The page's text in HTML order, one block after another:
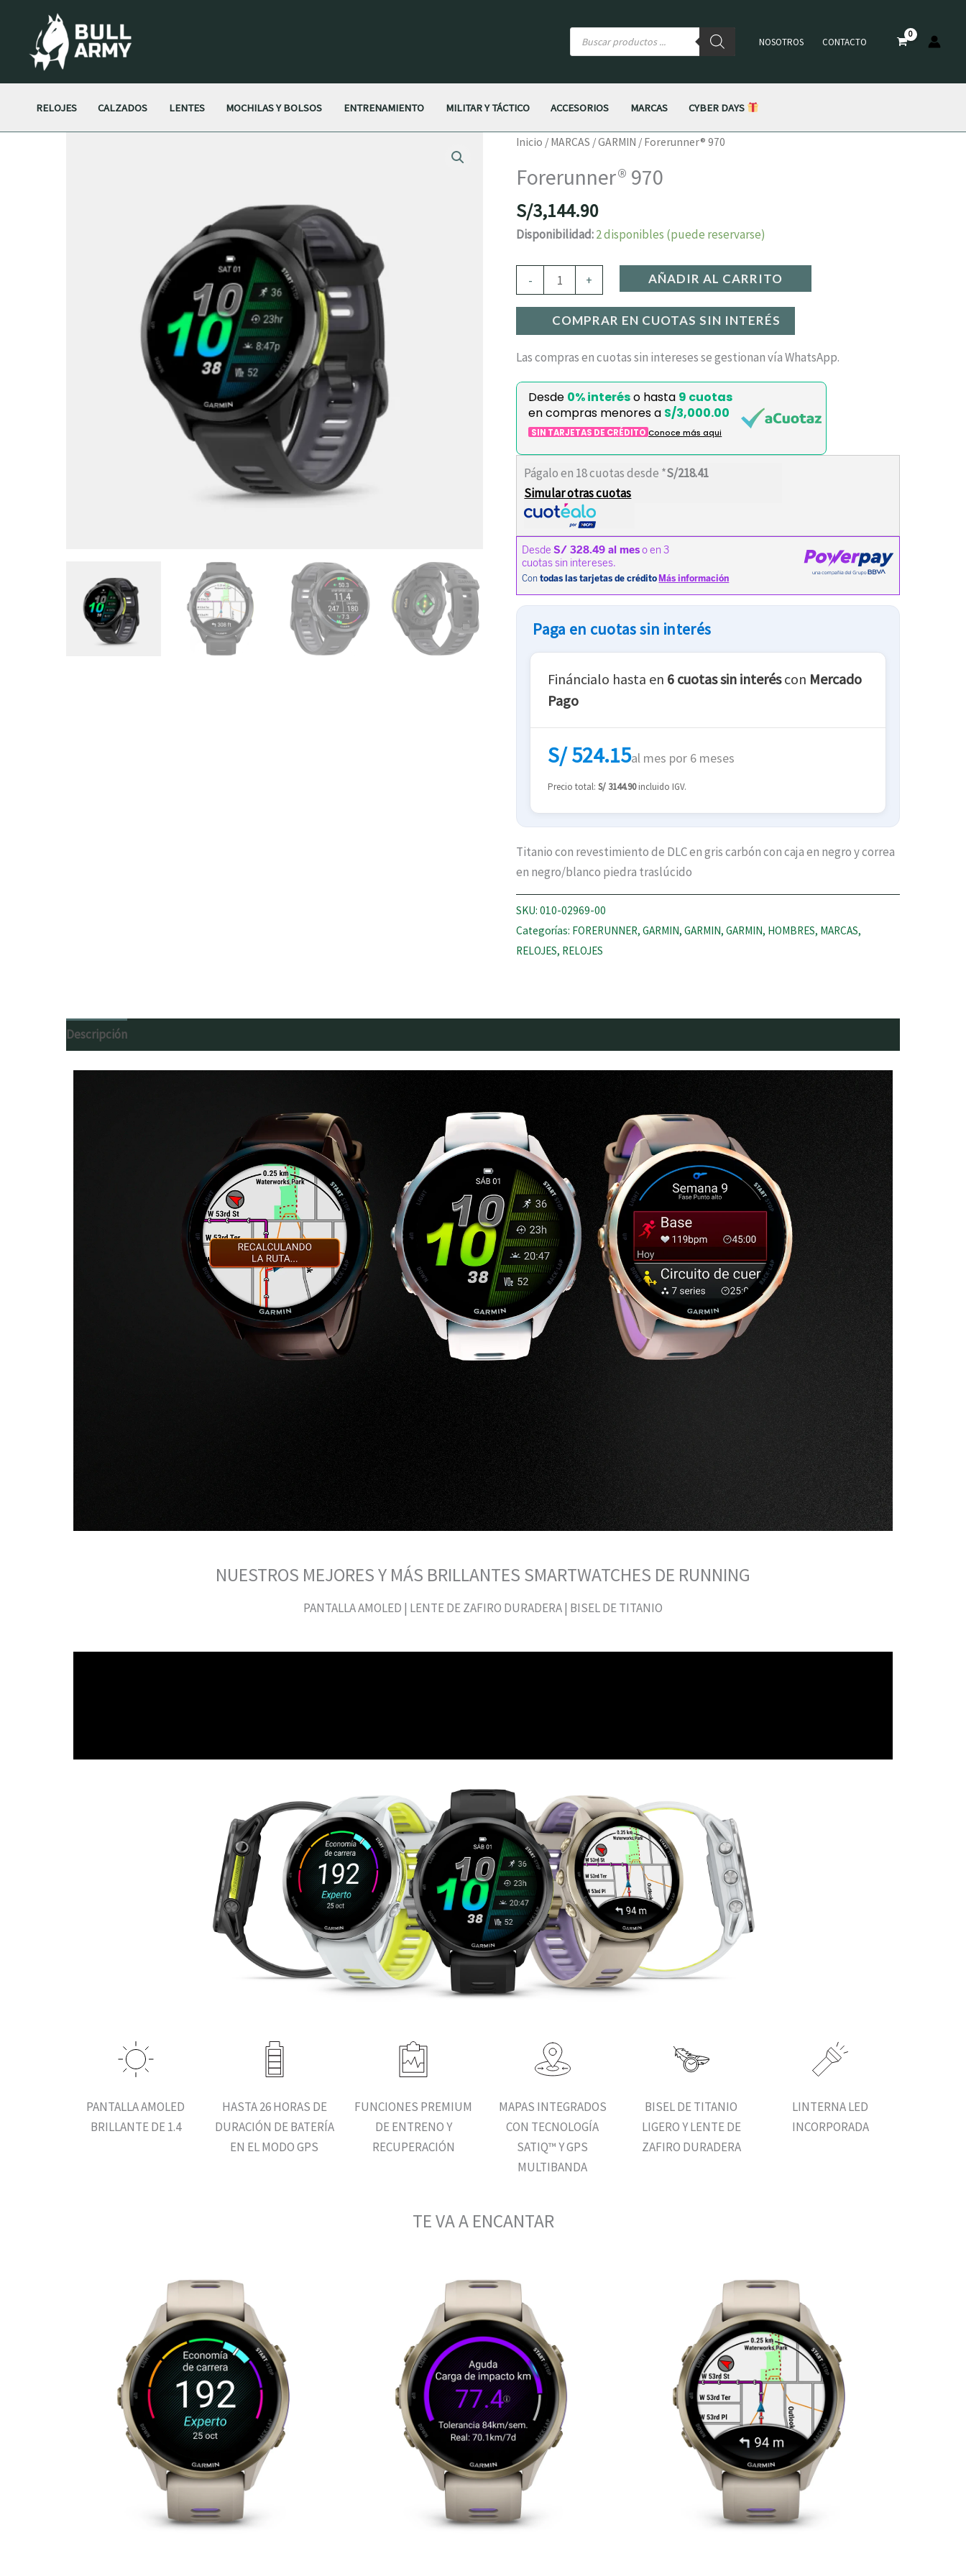
contenido
Búsqueda
de
productos
NOSOTROS CONTACTO
RELOJES CALZADOS LENTES MOCHILAS Y BOLSOS ENTRENAMIENTO MILITAR Y TÁCTICO ACCESORIOS MARCAS CYBER DAYS
Inicio / MARCAS /GARMIN / Forerunner® 970
Forerunner® 970
S/3,144.90
Disponibilidad:2 disponibles (puede reservarse)
-
Forerunner®
cantidad
+ AÑADIR AL CARRITO
COMPRAR EN CUOTAS SIN INTERÉS
Las compras en cuotas sin intereses se gestionan vía WhatsApp.
Desde 0% interéso hasta 9 cuotas
en compras menores a S/3,000.00
SIN TARJETAS DE CRÉDITO Conoce más aqui
Págalo en 18 cuotas desde *S/218.41
Simular otras cuotas
Paga en cuotas sin interés
Fináncialo hasta en 6 cuotas sin interéscon Mercado
Pago
S/ 524.15al mes por 6 meses
Precio total:S/ 3144.90incluido IGV.
Titanio con revestimiento de DLC en gris carbón con caja en negro y correa
en negro/blanco piedra traslúcido
SKU:010-02969-00
Categorías: FORERUNNER,GARMIN,GARMIN,GARMIN, HOMBRES, MARCAS,
RELOJES, RELOJES
Descripción
NUESTROS MEJORES Y MÁS BRILLANTES SMARTWATCHES DE RUNNING
PANTALLA AMOLED | LENTE DE ZAFIRO DURADERA | BISEL DE TITANIO
PANTALLA AMOLED
BRILLANTE DE 1.4
HASTA 26 HORAS DE
DURACIÓN DE BATERÍA
EN EL MODO GPS
FUNCIONES PREMIUM
DE ENTRENO Y
RECUPERACIÓN
MAPAS INTEGRADOS
CON TECNOLOGÍA
SATIQ™ Y GPS
MULTIBANDA
BISEL DE TITANIO
LIGERO Y LENTE DE
ZAFIRO DURADERA
LINTERNA LED
INCORPORADA
TE VA A ENCANTAR